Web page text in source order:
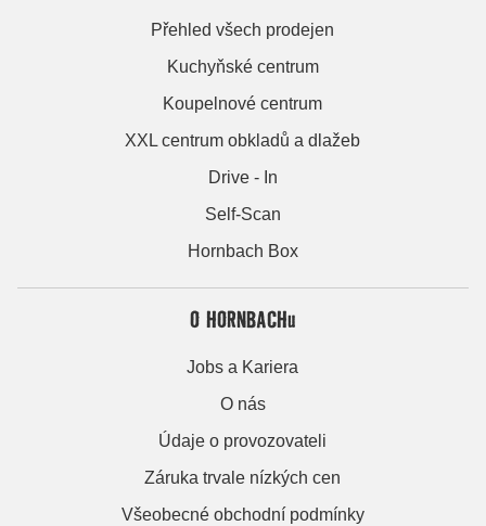
Přehled všech prodejen
Kuchyňské centrum
Koupelnové centrum
XXL centrum obkladů a dlažeb
Drive - In
Self-Scan
Hornbach Box
O HORNBACHu
Jobs a Kariera
O nás
Údaje o provozovateli
Záruka trvale nízkých cen
Všeobecné obchodní podmínky